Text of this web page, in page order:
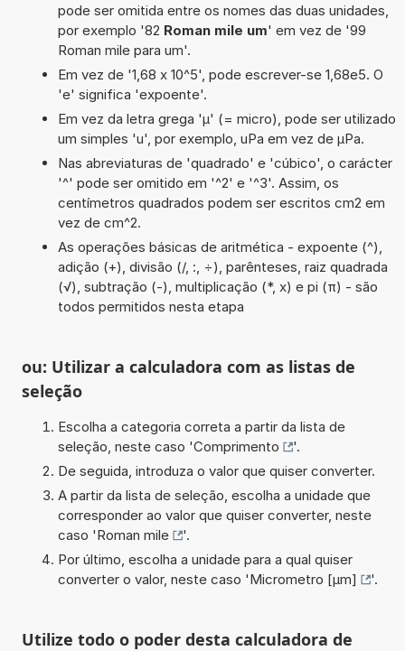
pode ser omitida entre os nomes das duas unidades,
por exemplo '82 Roman mile um' em vez de '99
Roman mile para um'.
Em vez de '1,68 x 10^5', pode escrever-se 1,68e5. O
'e' significa 'expoente'.
Em vez da letra grega 'µ' (= micro), pode ser utilizado
um simples 'u', por exemplo, uPa em vez de µPa.
Nas abreviaturas de 'quadrado' e 'cúbico', o carácter
'^' pode ser omitido em '^2' e '^3'. Assim, os
centímetros quadrados podem ser escritos cm2 em
vez de cm^2.
As operações básicas de aritmética - expoente (^),
adição (+), divisão (/, :, ÷), parênteses, raiz quadrada
(√), subtração (-), multiplicação (*, x) e pi (π) - são
todos permitidos nesta etapa
ou: Utilizar a calculadora com as listas de
seleção
Escolha a categoria correta a partir da lista de
seleção, neste caso 'Comprimento
'.
De seguida, introduza o valor que quiser converter.
A partir da lista de seleção, escolha a unidade que
corresponder ao valor que quiser converter, neste
caso 'Roman mile
'.
Por último, escolha a unidade para a qual quiser
converter o valor, neste caso 'Micrometro [µm] '.
Utilize todo o poder desta calculadora de